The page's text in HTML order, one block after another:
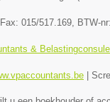
015/517.169, BTW-nr:
&